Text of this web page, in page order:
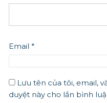
Email *
Lưu tên của tôi, email,
duyệt này cho lần bình